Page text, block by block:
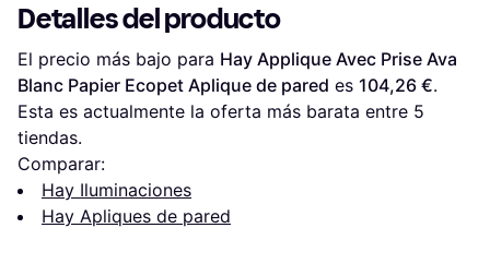
Detalles del producto
El precio más bajo para Hay Applique Avec Prise Ava
Blanc Papier Ecopet Aplique de pared es 104,26 €.
Esta es actualmente la oferta más barata entre 5
tiendas.
Comparar:
Hay Iluminaciones
Hay Apliques de pared